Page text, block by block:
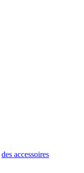
des accessoires